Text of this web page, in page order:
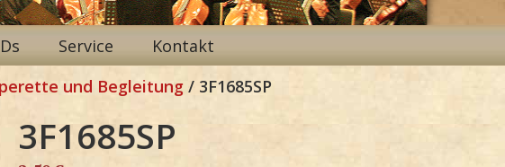
Service Kontakt
und Begleitung / 3F1685SP
3F1685SP